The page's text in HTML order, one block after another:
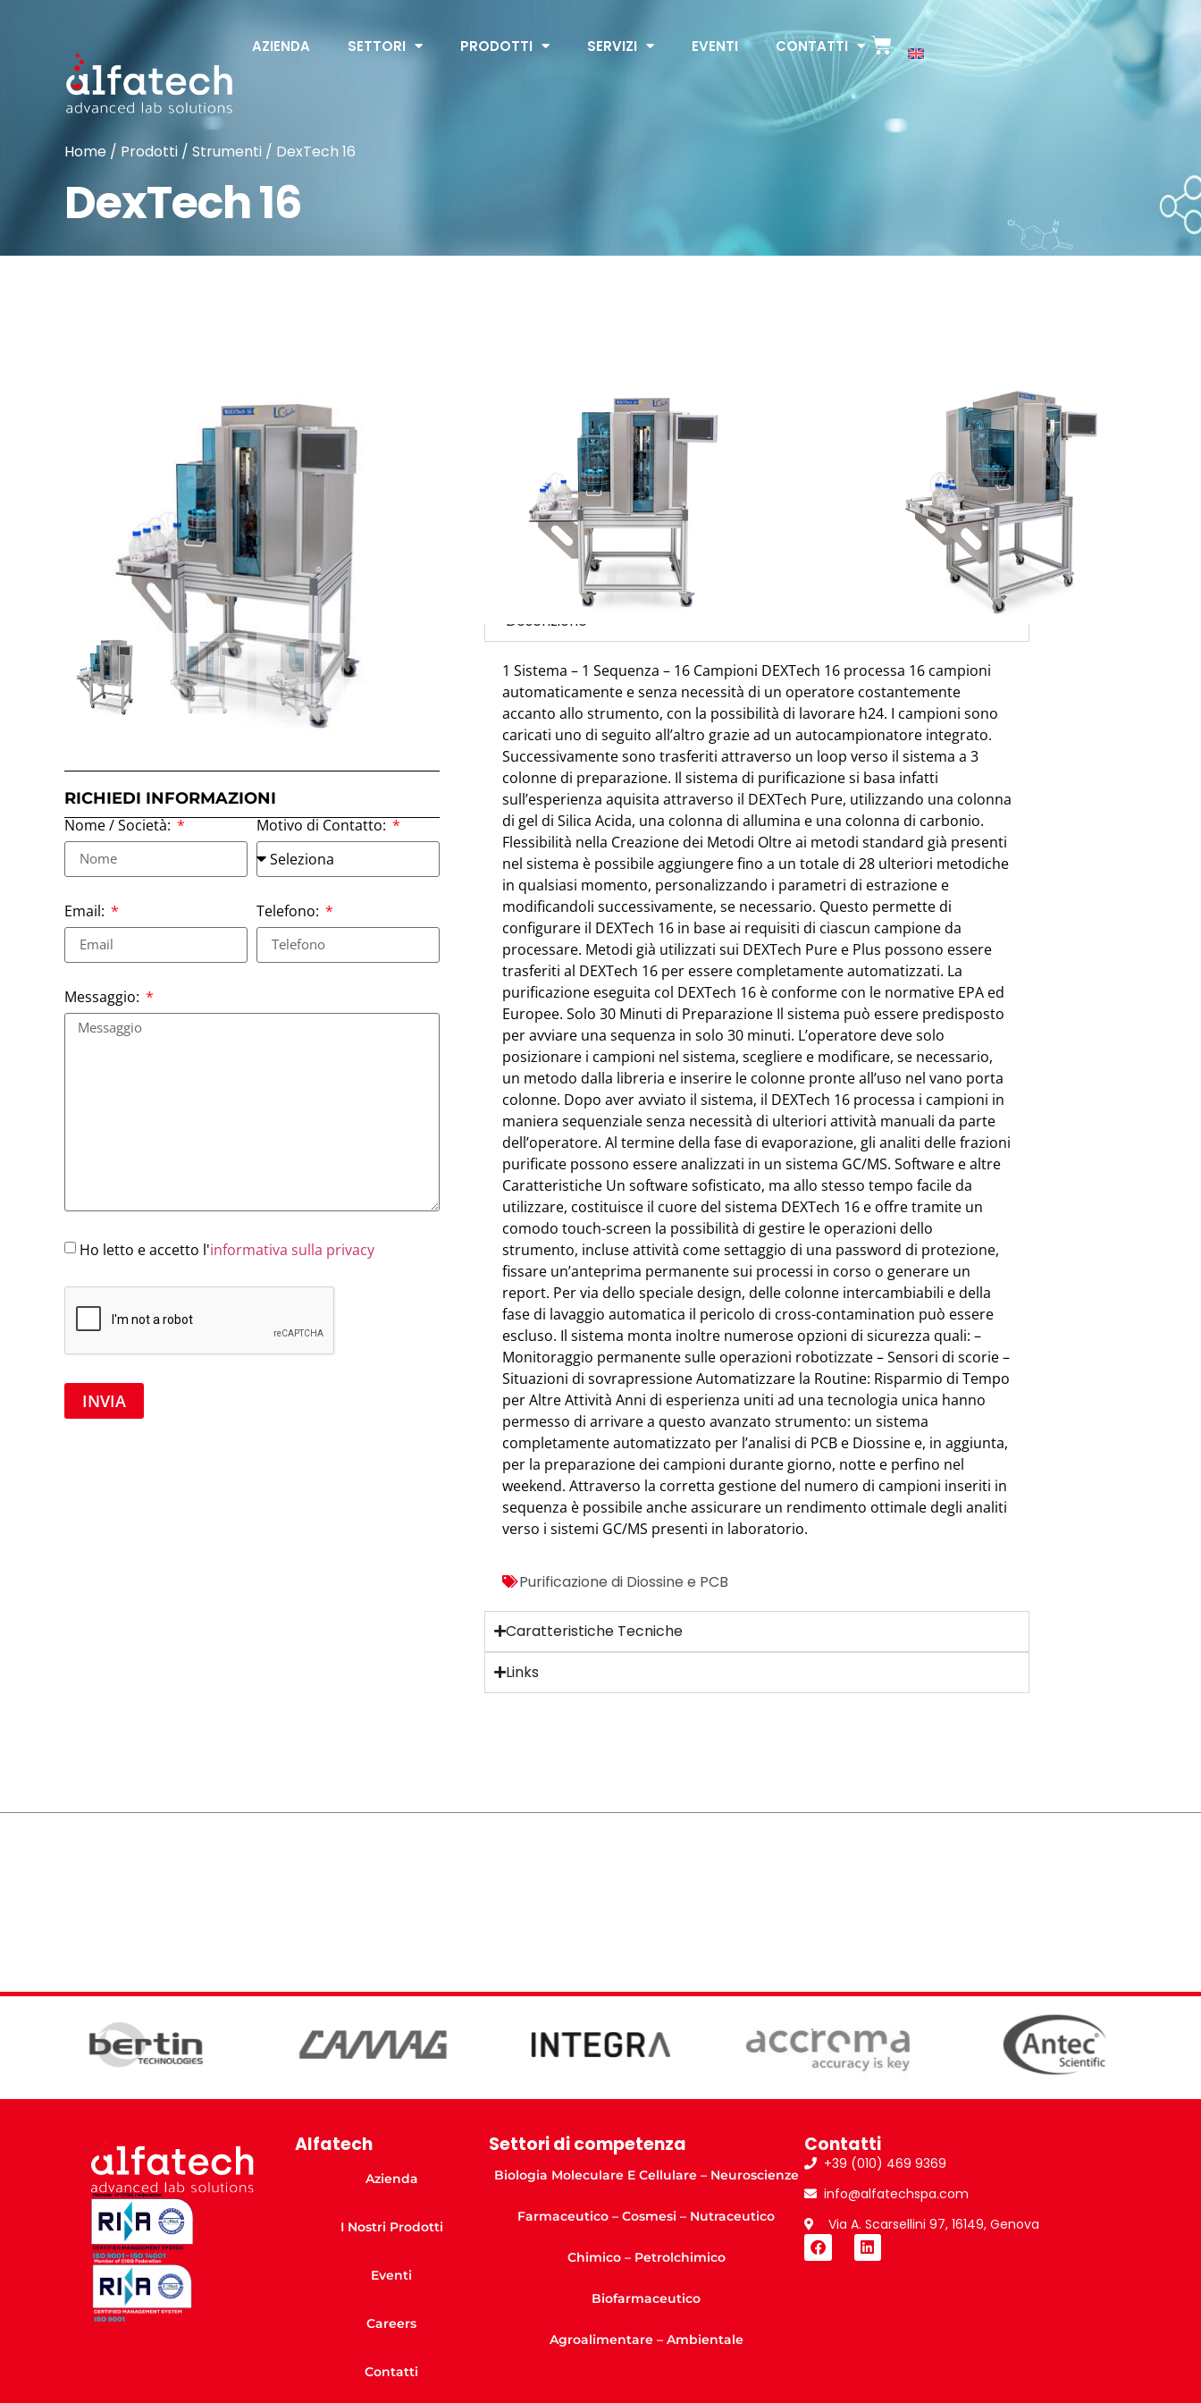
AZIENDA SETTORI PRODOTTI SERVIZI EVENTI CONTATTI
Home / Prodotti / Strumenti / DexTech 16
DexTech 16
RICHIEDI INFORMAZIONI
Nome / Società:
Motivo di Contatto:
Email: Telefono:
Messaggio:
Ho letto e accetto l'informativa sulla privacy
INVIA
DexTech 16
Agroalimentare - Ambientale
Con il sistema di purificazione del campione DEXTech 16 LCTech ha sviluppato
qualcosa di eccezionale nel campo dell’analisi di PCB e Diossine. Grazie
all’elevata esperienza nel campo dell’automazione della preparazione del
campione è stato possibile sviluppare questa grande innovazione: un
sistema completamente automatizzato di purificazione per 16 campioni in
una singola sequenza. Ideale per campioni alimentari, mangimi, ambientali e
biologici. Il sistema separa in due frazioni distinte PCB e Diossine.
Descrizione
1 Sistema – 1 Sequenza – 16 Campioni DEXTech 16 processa 16 campioni
automaticamente e senza necessità di un operatore costantemente
accanto allo strumento, con la possibilità di lavorare h24. I campioni sono
caricati uno di seguito all’altro grazie ad un autocampionatore integrato.
Successivamente sono trasferiti attraverso un loop verso il sistema a 3
colonne di preparazione. Il sistema di purificazione si basa infatti
sull’esperienza aquisita attraverso il DEXTech Pure, utilizzando una colonna
di gel di Silica Acida, una colonna di allumina e una colonna di carbonio.
Flessibilità nella Creazione dei Metodi Oltre ai metodi standard già presenti
nel sistema è possibile aggiungere fino a un totale di 28 ulteriori metodiche
in qualsiasi momento, personalizzando i parametri di estrazione e
modificandoli successivamente, se necessario. Questo permette di
configurare il DEXTech 16 in base ai requisiti di ciascun campione da
processare. Metodi già utilizzati sui DEXTech Pure e Plus possono essere
trasferiti al DEXTech 16 per essere completamente automatizzati. La
purificazione eseguita col DEXTech 16 è conforme con le normative EPA ed
Europee. Solo 30 Minuti di Preparazione Il sistema può essere predisposto
per avviare una sequenza in solo 30 minuti. L’operatore deve solo
posizionare i campioni nel sistema, scegliere e modificare, se necessario,
un metodo dalla libreria e inserire le colonne pronte all’uso nel vano porta
colonne. Dopo aver avviato il sistema, il DEXTech 16 processa i campioni in
maniera sequenziale senza necessità di ulteriori attività manuali da parte
dell’operatore. Al termine della fase di evaporazione, gli analiti delle frazioni
purificate possono essere analizzati in un sistema GC/MS. Software e altre
Caratteristiche Un software sofisticato, ma allo stesso tempo facile da
utilizzare, costituisce il cuore del sistema DEXTech 16 e offre tramite un
comodo touch-screen la possibilità di gestire le operazioni dello
strumento, incluse attività come settaggio di una password di protezione,
fissare un’anteprima permanente sui processi in corso o generare un
report. Per via dello speciale design, delle colonne intercambiabili e della
fase di lavaggio automatica il pericolo di cross-contamination può essere
escluso. Il sistema monta inoltre numerose opzioni di sicurezza quali: –
Monitoraggio permanente sulle operazioni robotizzate – Sensori di scorie –
Situazioni di sovrapressione Automatizzare la Routine: Risparmio di Tempo
per Altre Attività Anni di esperienza uniti ad una tecnologia unica hanno
permesso di arrivare a questo avanzato strumento: un sistema
completamente automatizzato per l’analisi di PCB e Diossine e, in aggiunta,
per la preparazione dei campioni durante giorno, notte e perfino nel
weekend. Attraverso la corretta gestione del numero di campioni inseriti in
sequenza è possibile anche assicurare un rendimento ottimale degli analiti
verso i sistemi GC/MS presenti in laboratorio.
Purificazione di Diossine e PCB
Caratteristiche Tecniche
Links
Alfatech
Azienda
I Nostri Prodotti
Eventi
Careers
Contatti
Settori di competenza
Biologia Moleculare E Cellulare – Neuroscienze
Farmaceutico – Cosmesi – Nutraceutico
Chimico – Petrolchimico
Biofarmaceutico
Agroalimentare – Ambientale
Contatti
+39 (010) 469 9369
info@alfatechspa.com
Via A. Scarsellini 97, 16149, Genova